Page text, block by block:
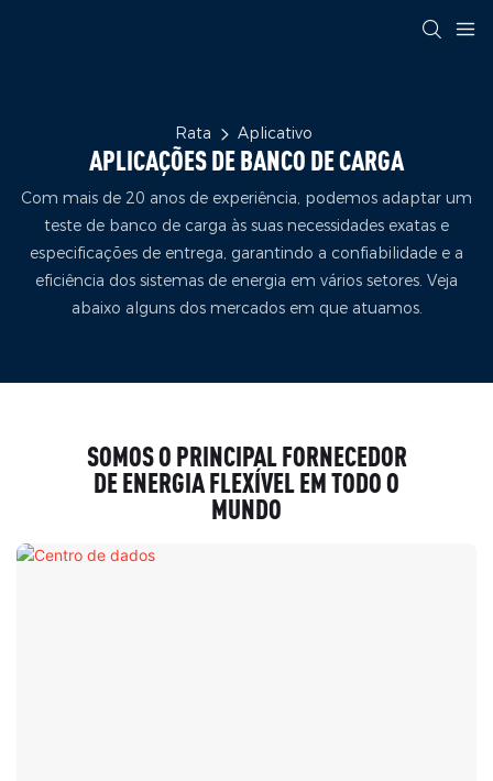
Rata Aplicativo
APLICAÇÕES DE BANCO DE CARGA
Com mais de 20 anos de experiência, podemos adaptar um
teste de banco de carga às suas necessidades exatas e
especificações de entrega, garantindo a confiabilidade e a
eficiência dos sistemas de energia em vários setores. Veja
abaixo alguns dos mercados em que atuamos.
SOMOS O PRINCIPAL FORNECEDOR
DE ENERGIA FLEXÍVEL EM TODO O
MUNDO